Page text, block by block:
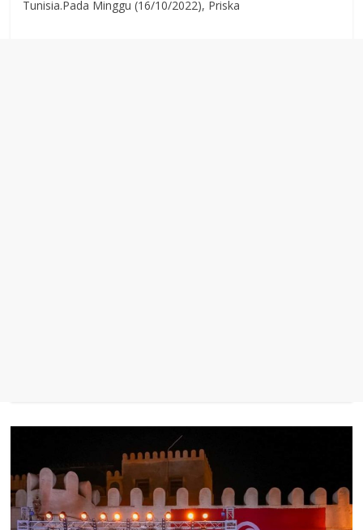
Tunisia.Pada Minggu (16/10/2022), Priska